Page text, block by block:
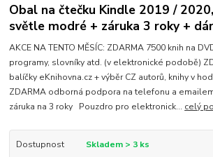
Obal na čtečku Kindle 2019 /
světle modré + záruka 3 roky +
AKCE NA TENTO MĚSÍC: ZDARMA 7500 knih na
programy, slovníky atd. (v elektronické podobě)
balíčky eKnihovna.cz + výběr CZ autorů, knihy v
ZDARMA odborná podpora na telefonu a
záruka na 3 roky Pouzdro pro elektronick... celý
Dostupnost
Skladem > 3 ks